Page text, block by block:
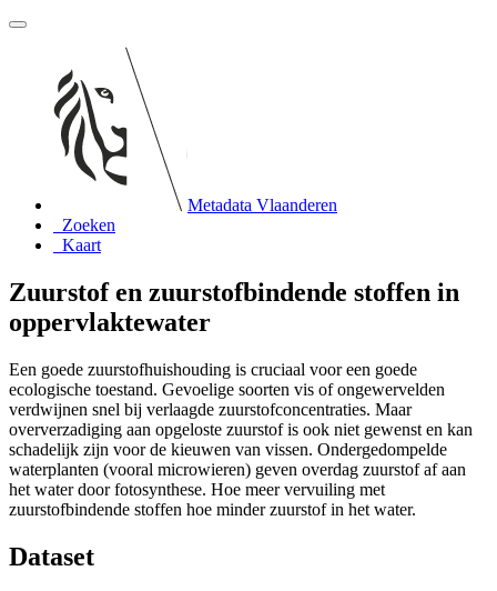
Metadata Vlaanderen
Zoeken
Kaart
Zuurstof en zuurstofbindende stoffen in
oppervlaktewater
Een goede zuurstofhuishouding is cruciaal voor een goede
ecologische toestand. Gevoelige soorten vis of ongewervelden
verdwijnen snel bij verlaagde zuurstofconcentraties. Maar
oververzadiging aan opgeloste zuurstof is ook niet gewenst en kan
schadelijk zijn voor de kieuwen van vissen. Ondergedompelde
waterplanten (vooral microwieren) geven overdag zuurstof af aan
het water door fotosynthese. Hoe meer vervuiling met
zuurstofbindende stoffen hoe minder zuurstof in het water.
Dataset